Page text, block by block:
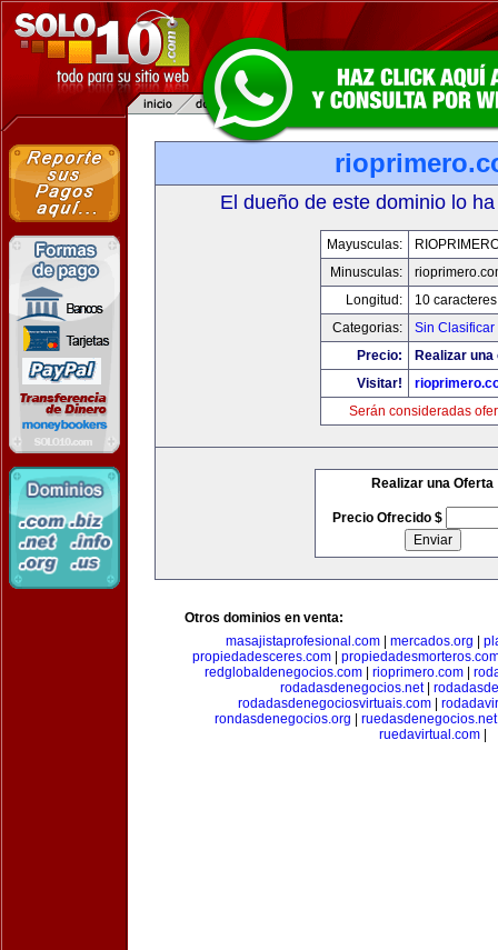
El dueño de este dominio lo
Mayusculas:
Minusculas:
Longitud:
10 caracteres
Categorias:
Sin Clasificar
Precio:
Realizar
Visitar!
Serán consideradas
Realizar una Oferta
Precio Ofrecido $
Otros dominios en venta:
masajistaprofesional.com
mercados.org
propiedadesceres.com|
redglobaldenegocios.com
rioprimero.com
rodadasdenegocios.net|
rodadasdenegociosvirtuais.com|
rondasdenegocios.org
ruedasdenegocios.net
ruedavirtual.com|